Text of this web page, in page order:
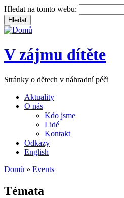
Hledat na tomto webu:
V zájmu dítěte
Stránky o dětech v náhradní péči
Aktuality
O nás
Kdo jsme
Lidé
Kontakt
Odkazy
English
Domů » Events
Témata